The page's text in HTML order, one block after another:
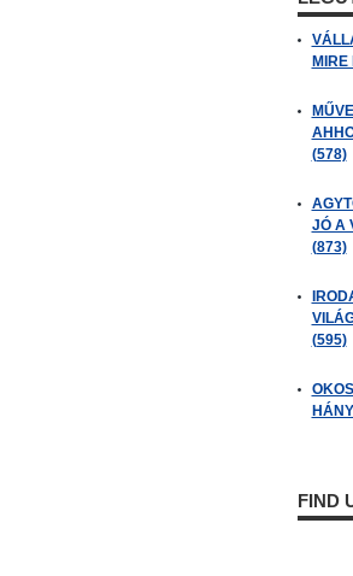
MIRE
(578)
JÓ A
(873)
(595)
FIND